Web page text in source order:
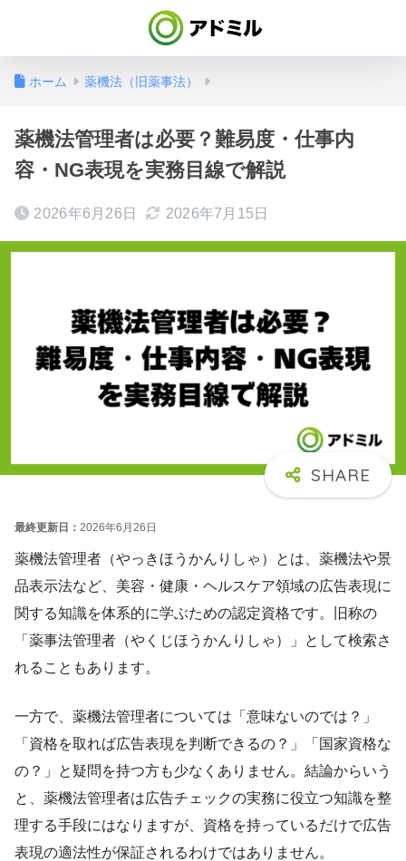
ホーム 薬機法（旧薬事法）
薬機法管理者は必要？難易度・仕事内
容・NG表現を実務目線で解説
2026年6月26日 2026年7月15日
最終更新日： 2026年6月26日
薬機法管理者（やっきほうかんりしゃ）とは、薬機法や景
品表示法など、美容・健康・ヘルスケア領域の広告表現に
関する知識を体系的に学ぶための認定資格です。旧称の
「薬事法管理者（やくじほうかんりしゃ）」として検索さ
れることもあります。
一方で、薬機法管理者については「意味ないのでは？」
「資格を取れば広告表現を判断できるの？」「国家資格な
の？」と疑問を持つ方も少なくありません。結論からいう
と、薬機法管理者は広告チェックの実務に役立つ知識を整
理する手段にはなりますが、資格を持っているだけで広告
表現の適法性が保証されるわけではありません。